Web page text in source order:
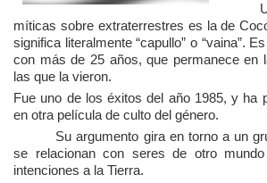
míticas sobre extraterrestres es la de
significa literalmente “capullo” o “vaina”.
con más de 25 años, que permanece en
las que la vieron.
Fue uno de los éxitos del año 1985, y ha
en otra película de culto del género.
Su argumento gira en torno a un
se relacionan con seres de otro
intenciones a la Tierra.